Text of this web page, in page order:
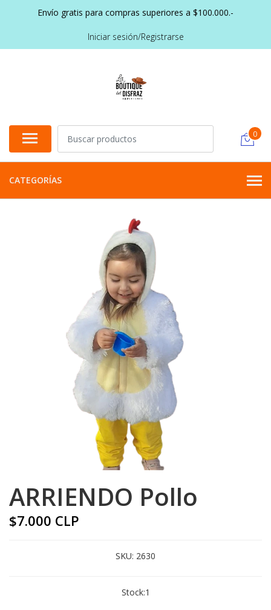
Envío gratis para compras superiores a $100.000.-
Iniciar sesión/Registrarse
0
CATEGORÍAS
ARRIENDO Pollo
$7.000 CLP
SKU: 2630
Stock:1